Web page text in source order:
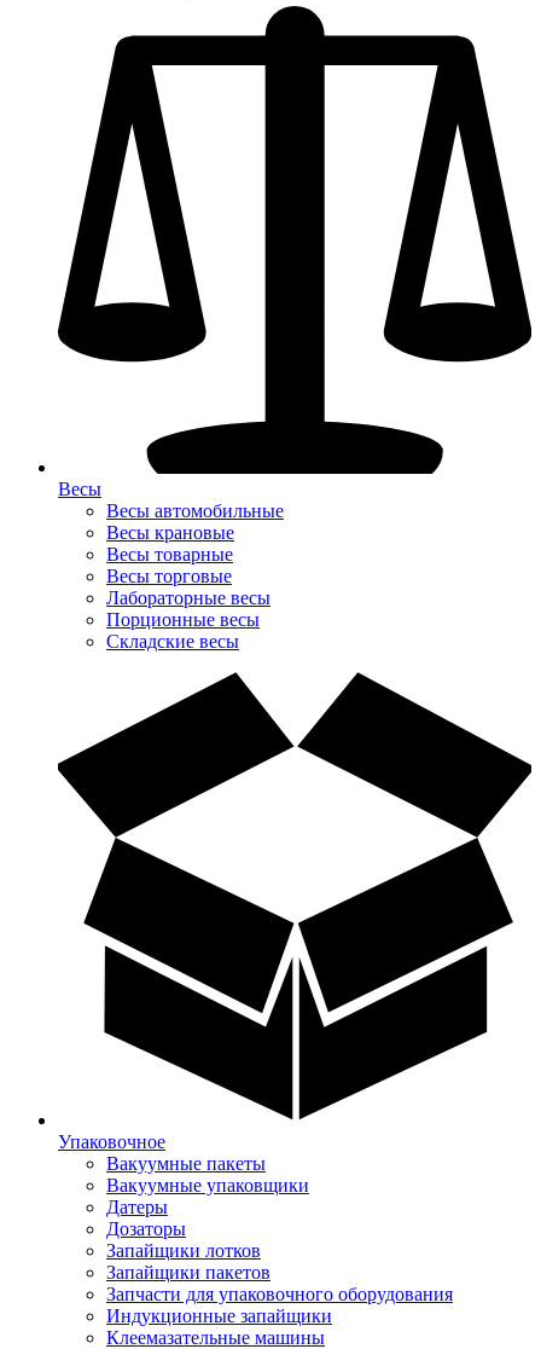
Весы
Весы автомобильные
Весы крановые
Весы товарные
Весы торговые
Лабораторные весы
Порционные весы
Складские весы
Упаковочное
Вакуумные пакеты
Вакуумные упаковщики
Датеры
Дозаторы
Запайщики лотков
Запайщики пакетов
Запчасти для упаковочного оборудования
Индукционные запайщики
Клеемазательные машины